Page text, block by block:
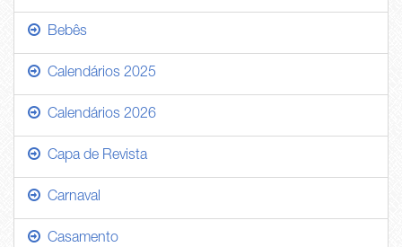
Bebês
Calendários 2025
Calendários 2026
Capa de Revista
Carnaval
Casamento